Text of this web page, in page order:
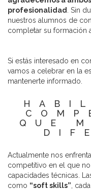
profesionalidad
. Sin
nuestros alumnos de
completar su formación
Si estás interesado en
vamos a celebrar en la
mantenerte informado.
QUE
Actualmente nos
competitivo en el que
capacidades técnicas.
como “soft skills” ,